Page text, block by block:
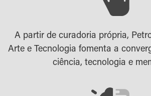
A partir de curadoria própria,
Arte e Tecnologia fomenta a
ciência, tecnologia e